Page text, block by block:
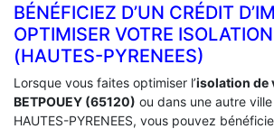
BÉNÉFICIEZ D’UN CRÉDIT
OPTIMISER VOTRE
(HAUTES-PYRENEES)
Lorsque vous faites optimiser l’isolation de
BETPOUEY (65120) ou dans une autre
HAUTES-PYRENEES, vous pouvez